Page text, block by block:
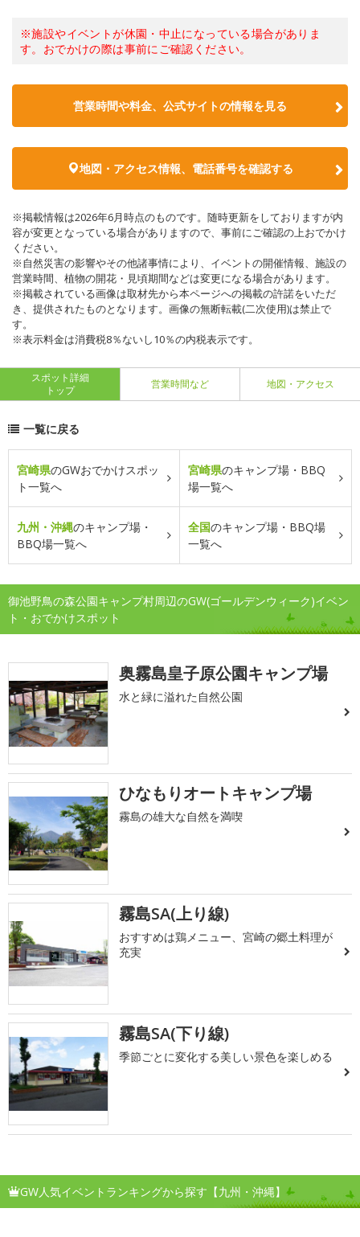
※施設やイベントが休園・中止になっている場合がありま
す。おでかけの際は事前にご確認ください。
営業時間や料金、公式サイトの情報を見る
地図・アクセス情報、電話番号を確認する
※掲載情報は2026年6月時点のものです。随時更新をしておりますが内
容が変更となっている場合がありますので、事前にご確認の上おでかけ
ください。
※自然災害の影響やその他諸事情により、イベントの開催情報、施設の
営業時間、植物の開花・見頃期間などは変更になる場合があります。
※掲載されている画像は取材先から本ページへの掲載の許諾をいただ
き、提供されたものとなります。画像の無断転載(二次使用)は禁止で
す。
※表示料金は消費税8％ないし10％の内税表示です。
スポット詳細
トップ
営業時間など 地図・アクセス
一覧に戻る
宮崎県のGWおでかけスポッ
ト一覧へ
宮崎県のキャンプ場・BBQ
場一覧へ
九州・沖縄のキャンプ場・
BBQ場一覧へ
全国のキャンプ場・BBQ場
一覧へ
御池野鳥の森公園キャンプ村周辺のGW(ゴールデンウィーク)イベン
ト・おでかけスポット
奥霧島皇子原公園キャンプ場
水と緑に溢れた自然公園
ひなもりオートキャンプ場
霧島の雄大な自然を満喫
霧島SA(上り線)
おすすめは鶏メニュー、宮崎の郷土料理が
充実
霧島SA(下り線)
季節ごとに変化する美しい景色を楽しめる
GW人気イベントランキングから探す【九州・沖縄】